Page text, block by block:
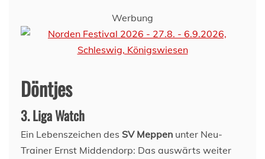
Werbung
Döntjes
3. Liga Watch
Ein Lebenszeichen des SV Meppen unter Neu-
Trainer Ernst Middendorp: Das auswärts weiter